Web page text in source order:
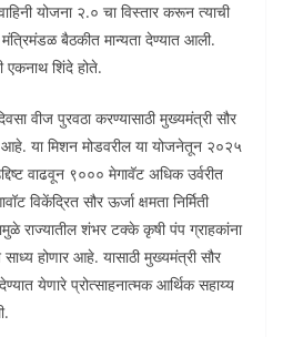
योजना २.० चा विस्तार करून त्याची
बैठकीत मान्यता देण्यात आली.
एकनाथ शिंदे होते.
वीज पुरवठा करण्यासाठी मुख्यमंत्री सौर
आहे. या मिशन मोडवरील या योजनेतून २०२५
वाढवून ९००० मेगावॅट अधिक उर्वरीत
विकेंद्रित सौर ऊर्जा क्षमता निर्मिती
राज्यातील शंभर टक्के कृषी पंप ग्राहकांना
साध्य होणार आहे. यासाठी मुख्यमंत्री सौर
येणारे प्रोत्साहनात्मक आर्थिक सहाय्य